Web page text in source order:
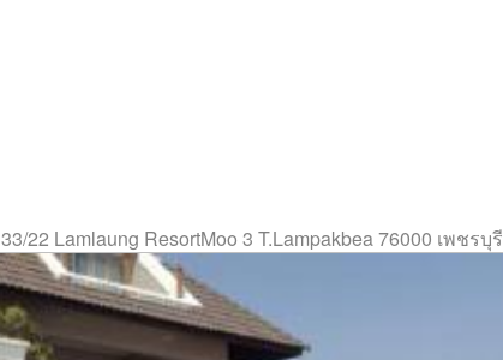
33/22 Lamlaung ResortMoo 3 T.Lampakbea 76000 เพชรบุรี